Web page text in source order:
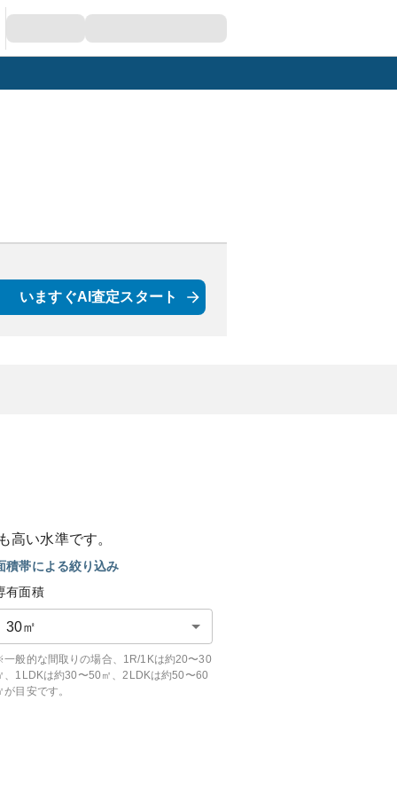
いますぐAI査定スタート
高い水準です。
積帯による絞り込み
有面積
30㎡
般的な間取りの場合、1R/1Kは約20〜30
、1LDKは約30〜50㎡、2LDKは約50〜60
が目安です。